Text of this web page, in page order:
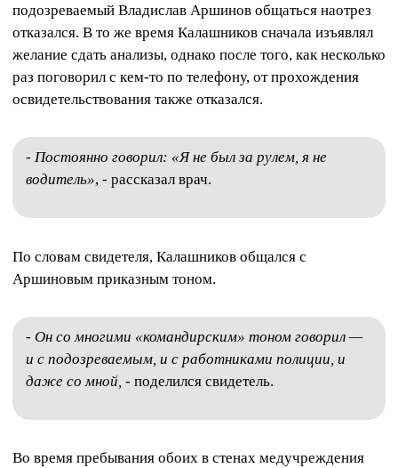
подозреваемый Владислав Аршинов общаться наотрез
отказался. В то же время Калашников сначала изъявлял
желание сдать анализы, однако после того, как несколько
раз поговорил с кем-то по телефону, от прохождения
освидетельствования также отказался.
- Постоянно говорил: «Я не был за рулем, я не
водитель», - рассказал врач.
По словам свидетеля, Калашников общался с
Аршиновым приказным тоном.
- Он со многими «командирским» тоном говорил —
и с подозреваемым, и с работниками полиции, и
даже со мной, - поделился свидетель.
Во время пребывания обоих в стенах медучреждения